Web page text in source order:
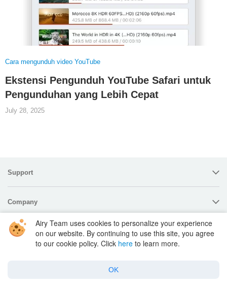
Cara mengunduh video YouTube
Ekstensi Pengunduh YouTube Safari untuk
Pengunduhan yang Lebih Cepat
July 28, 2025
Support
Company
Policy
Airy Team uses cookies to personalize your experience
on our website. By continuing to use this site, you agree
to our cookie policy. Click here to learn more.
OK